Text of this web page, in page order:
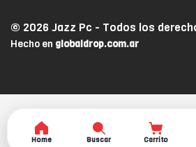
© 2026 Jazz Pc - Todos los
Hecho en globaldrop.com.ar
Home Buscar Carrito